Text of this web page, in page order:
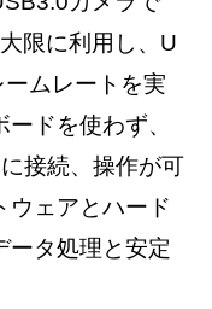
限に利用し、U
ムレートを実
ドを使わず、
接続、操作が可
ウェアとハード
ータ処理と安定